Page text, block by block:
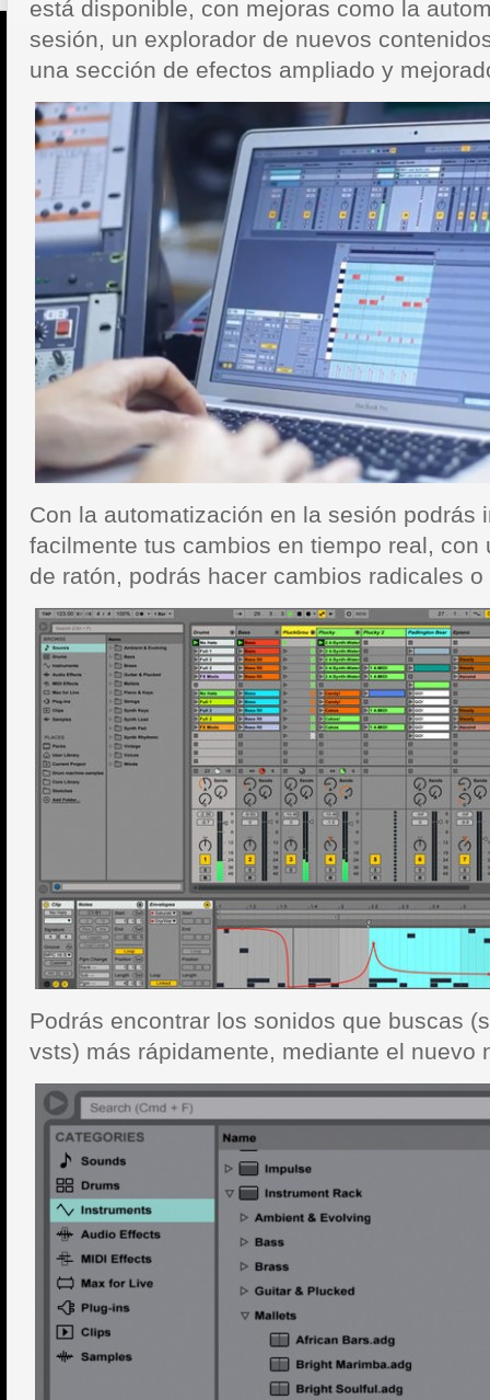
está disponible, con mejoras como la
sesión, un explorador de nuevos
una sección de efectos ampliado y
Con la automatización en la sesión podrás
facilmente tus cambios en tiempo real, con
de ratón, podrás hacer cambios radicales
Podrás encontrar los sonidos que buscas
vsts) más rápidamente, mediante el nuevo